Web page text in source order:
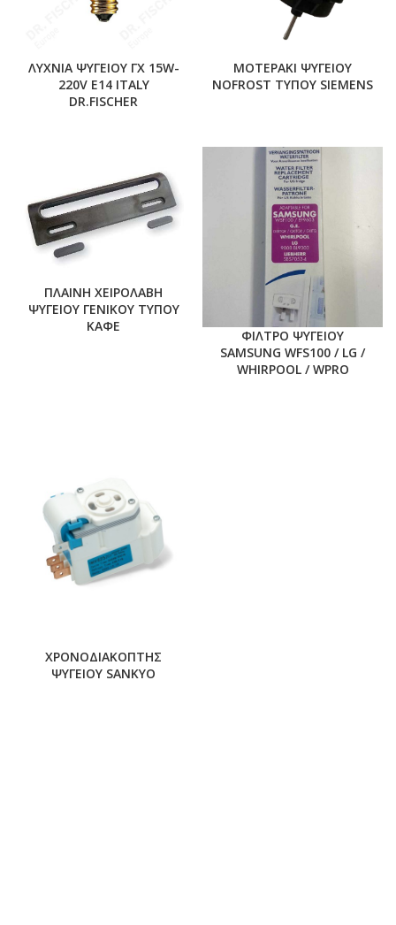
ΛΥΧΝΙΑ ΨΥΓΕΙΟΥ ΓΧ 15W-
220V E14 ITALY
DR.FISCHER
ΜΟΤΕΡΑΚΙ ΨΥΓΕΙΟΥ
NOFROST ΤΥΠΟΥ SIEMENS
ΠΛΑΙΝΗ ΧΕΙΡΟΛΑΒΗ
ΨΥΓΕΙΟΥ ΓΕΝΙΚΟΥ ΤΥΠΟΥ
ΚΑΦΕ
ΦΙΛΤΡΟ ΨΥΓΕΙΟΥ
SAMSUNG WFS100 / LG /
WHIRPOOL / WPRO
ΧΡΟΝΟΔΙΑΚΟΠΤΗΣ
ΨΥΓΕΙΟΥ SANKYO